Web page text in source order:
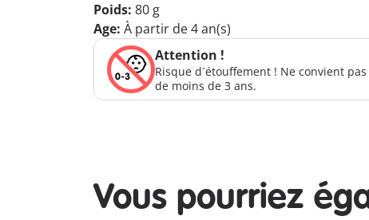
Poids: 80 g
Age: À partir de 4 an(s)
Attention !
Risque d´étouffement ! Ne convient
de moins de 3 ans.
Vous pourriez